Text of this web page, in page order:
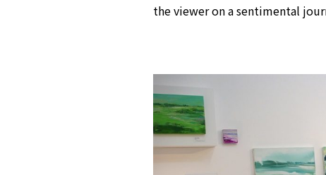
the viewer on a sentimental